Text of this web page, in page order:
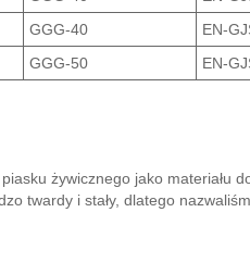
GGG-40 EN-
GGG-50 EN-
żywicznego jako materiału
twardy i stały, dlatego